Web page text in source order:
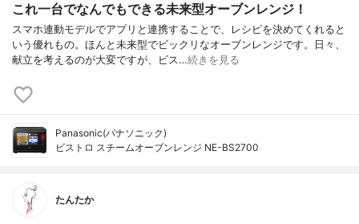
これ一台でなんでもできる未来型オーブンレンジ！
スマホ連動モデルでアプリと連携することで、レシピを決めてくれると
いう優れもの。ほんと未来型でビックリなオーブンレンジです。日々、
献立を考えるのが大変ですが、ビス…続きを見る
Panasonic(パナソニック)
ビストロ スチームオーブンレンジ NE-BS2700
たんたか